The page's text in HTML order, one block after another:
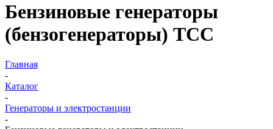
Бензиновые генераторы
(бензогенераторы) ТСС
Главная
-
Каталог
-
Генераторы и электростанции
-